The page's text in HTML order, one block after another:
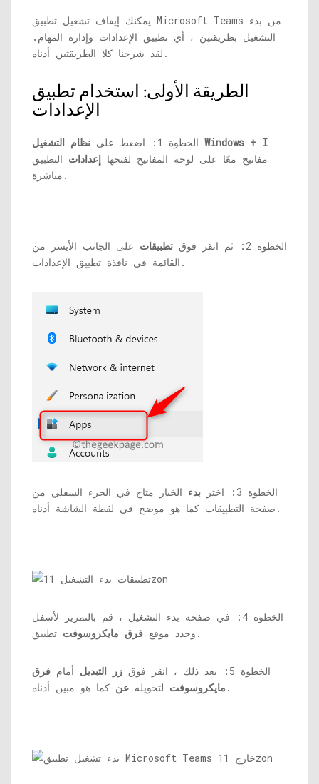
يمكنك إيقاف تشغيل تطبيق Microsoft Teams من بدء
التشغيل بطريقتين ، أي تطبيق الإعدادات وإدارة المهام.
لقد شرحنا كلا الطريقتين أدناه.
الطريقة الأولى: استخدام تطبيق
الإعدادات
الخطوة 1: اضغط على نظام التشغيل Windows + I
مفاتيح معًا على لوحة المفاتيح لفتحها إعدادات التطبيق
مباشرة.
الخطوة 2: ثم انقر فوق تطبيقات على الجانب الأيسر من
القائمة في نافذة تطبيق الإعدادات.
الخطوة 3: اختر بدء الخيار متاح في الجزء السفلي من
صفحة التطبيقات كما هو موضح في لقطة الشاشة أدناه.
الخطوة 4: في صفحة بدء التشغيل ، قم بالتمرير لأسفل
وحدد موقع فرق مايكروسوفت تطبيق.
الخطوة 5: بعد ذلك ، انقر فوق زر التبديل أمام فرق
مايكروسوفت لتحويله عن كما هو مبين أدناه.